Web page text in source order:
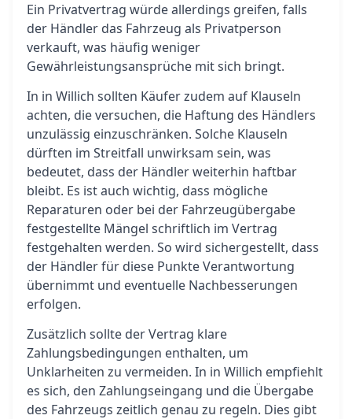
Ein Privatvertrag würde allerdings greifen, falls
der Händler das Fahrzeug als Privatperson
verkauft, was häufig weniger
Gewährleistungsansprüche mit sich bringt.
In in Willich sollten Käufer zudem auf Klauseln
achten, die versuchen, die Haftung des Händlers
unzulässig einzuschränken. Solche Klauseln
dürften im Streitfall unwirksam sein, was
bedeutet, dass der Händler weiterhin haftbar
bleibt. Es ist auch wichtig, dass mögliche
Reparaturen oder bei der Fahrzeugübergabe
festgestellte Mängel schriftlich im Vertrag
festgehalten werden. So wird sichergestellt, dass
der Händler für diese Punkte Verantwortung
übernimmt und eventuelle Nachbesserungen
erfolgen.
Zusätzlich sollte der Vertrag klare
Zahlungsbedingungen enthalten, um
Unklarheiten zu vermeiden. In in Willich empfiehlt
es sich, den Zahlungseingang und die Übergabe
des Fahrzeugs zeitlich genau zu regeln. Dies gibt